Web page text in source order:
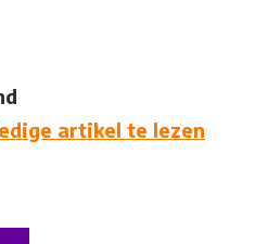
artikel te lezen